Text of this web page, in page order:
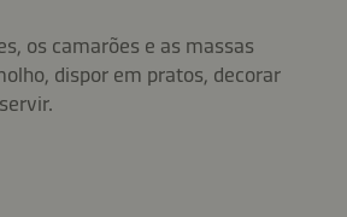
os camarões e as massas
dispor em pratos, decorar